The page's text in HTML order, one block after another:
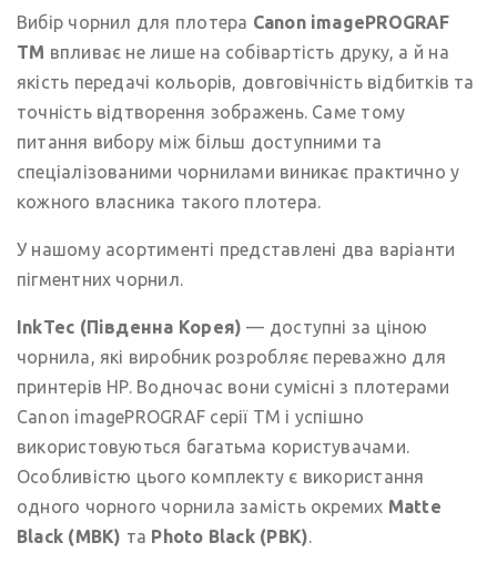
Вибір чорнил для плотера Canon imagePROGRAF
TM впливає не лише на собівартість друку, а й на
якість передачі кольорів, довговічність відбитків та
точність відтворення зображень. Саме тому
питання вибору між більш доступними та
спеціалізованими чорнилами виникає практично у
кожного власника такого плотера.
У нашому асортименті представлені два варіанти
пігментних чорнил.
InkTec (Південна Корея) — доступні за ціною
чорнила, які виробник розробляє переважно для
принтерів HP. Водночас вони сумісні з плотерами
Canon imagePROGRAF серії TM і успішно
використовуються багатьма користувачами.
Особливістю цього комплекту є використання
одного чорного чорнила замість окремих Matte
Black (MBK) та Photo Black (PBK)